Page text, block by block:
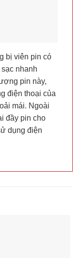
bị viên pin có
nhanh
pin này,
điện thoại của
mái. Ngoài
đầy pin cho
dụng điện